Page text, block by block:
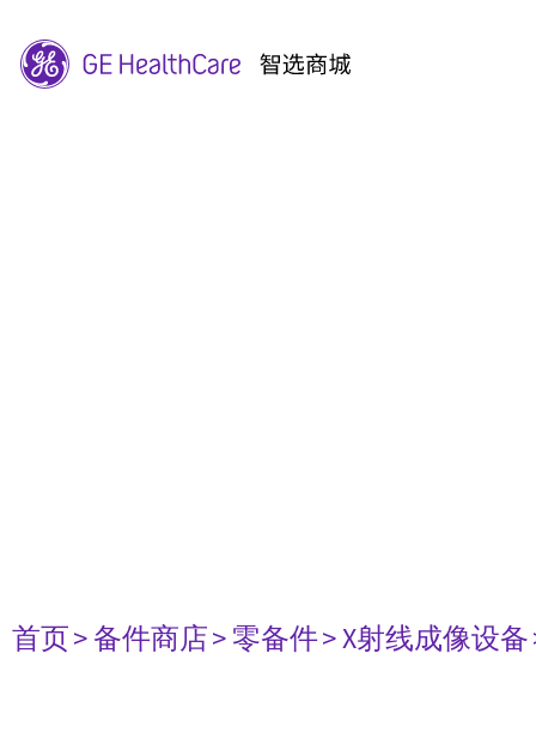
首页> 备件商店> 零备件> X射线成像设备